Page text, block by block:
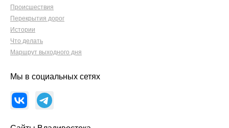
Происшествия
Перекрытия дорог
Истории
Что делать
Маршрут выходного дня
Мы в социальных сетях